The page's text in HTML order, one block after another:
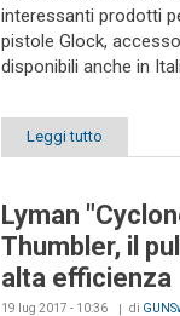
interessanti prodotti
pistole Glock,
disponibili anche in
Leggi tutto
Lyman
Thumbler, il
alta efficienza
19 lug 2017 - 10:36 di